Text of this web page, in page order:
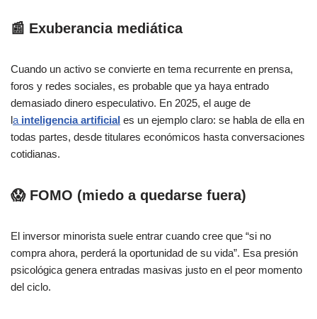
📰 Exuberancia mediática
Cuando un activo se convierte en tema recurrente en prensa,
foros y redes sociales, es probable que ya haya entrado
demasiado dinero especulativo. En 2025, el auge de
la inteligencia artificial es un ejemplo claro: se habla de ella en
todas partes, desde titulares económicos hasta conversaciones
cotidianas.
😱 FOMO (miedo a quedarse fuera)
El inversor minorista suele entrar cuando cree que “si no
compra ahora, perderá la oportunidad de su vida”. Esa presión
psicológica genera entradas masivas justo en el peor momento
del ciclo.